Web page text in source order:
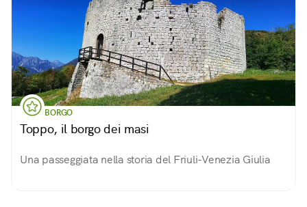
BORGO
Toppo, il borgo dei masi
Una passeggiata nella storia del Friuli-Venezia Giulia